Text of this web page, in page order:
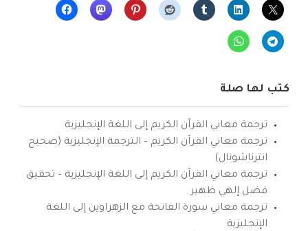
كتب لها صلة
ترجمة معاني القرآن الكريم إلى اللغة الإنجليزية
ترجمة معاني القرآن الكريم – الترجمة الإنجليزية (صحيح
انترناشونال)
ترجمة معاني القرآن الكريم إلى اللغة الإنجليزية – تحقيق
فضل إلهي ظهير
ترجمة معاني سورة الفاتحة مع الزهراوين إلى اللغة
الإنجليزية